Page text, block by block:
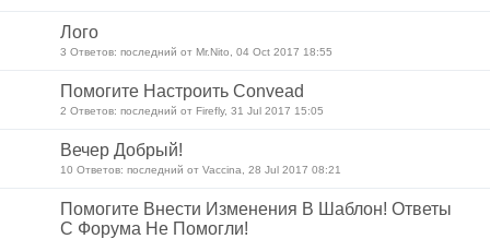
Лого
3 Ответов: последний от Mr.Nito, 04 Oct 2017 18:55
Помогите Настроить Convead
2 Ответов: последний от Firefly, 31 Jul 2017 15:05
Вечер Добрый!
10 Ответов: последний от Vaccina, 28 Jul 2017 08:21
Помогите Внести Изменения В Шаблон! Ответы
С Форума Не Помогли!